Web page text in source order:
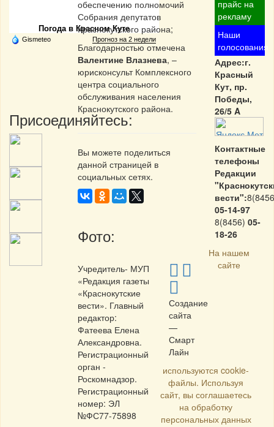
Частная реклама
Погода в Красном Куте
Gismeteo Прогноз на 2 недели
Присоединяйтесь:
обеспечению полномочий
Собрания депутатов
Краснокутского района;
Благодарностью отмечена
Валентине Влазнева, –
юрисконсульт Комплексного
центра социального
обслуживания населения
Краснокутского района.
Вы можете поделиться
данной страницей в
социальных сетях.
Фото:
прайс на
рекламу
Наши
голосования
Адрес:г.
Красный
Кут, пр.
Победы,
26/5 A
Контактные
телефоны
Редакции
вести":
05-14-97
8(8456) 05-
18-26
Учредитель- МУП
«Редакция газеты
«Краснокутские
вести». Главный
редактор:
Фатеева Елена
Александровна.
Регистрационный
орган -
Роскомнадзор.
Регистрационный
номер: ЭЛ
№ФС77-75898
Создание
сайта
—
Смарт
Лайн
На нашем
сайте
используются cookie-
файлы. Используя
сайт, вы соглашаетесь
на обработку
персональных данных